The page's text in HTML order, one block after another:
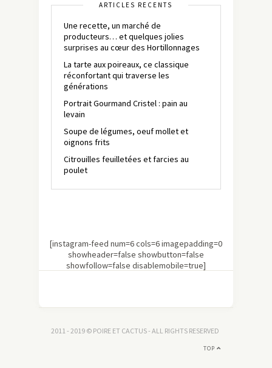
ARTICLES RÉCENTS
Une recette, un marché de
producteurs… et quelques jolies
surprises au cœur des Hortillonnages
La tarte aux poireaux, ce classique
réconfortant qui traverse les
générations
Portrait Gourmand Cristel : pain au
levain
Soupe de légumes, oeuf mollet et
oignons frits
Citrouilles feuilletées et farcies au
poulet
[instagram-feed num=6 cols=6 imagepadding=0
showheader=false showbutton=false
showfollow=false disablemobile=true]
2011 - 2019 © POIRE ET CACTUS - ALL RIGHTS RESERVED
TOP